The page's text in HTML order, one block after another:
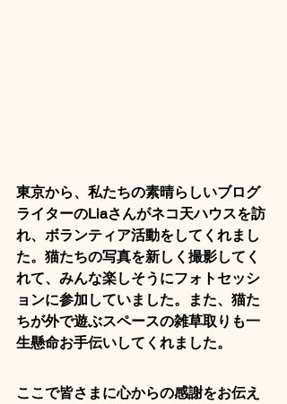
東京から、私たちの素晴らしいブログ
ライターのLiaさんがネコ天ハウスを訪
れ、ボランティア活動をしてくれまし
た。猫たちの写真を新しく撮影してく
れて、みんな楽しそうにフォトセッシ
ョンに参加していました。また、猫た
ちが外で遊ぶスペースの雑草取りも一
生懸命お手伝いしてくれました。
ここで皆さまに心からの感謝をお伝え